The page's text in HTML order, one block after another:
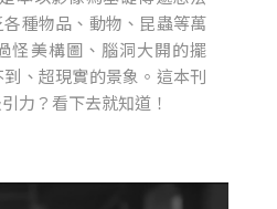
種物品、動物、昆蟲等萬
怪美構圖、腦洞大開的擺
、超現實的景象。這本刊
力？看下去就知道！